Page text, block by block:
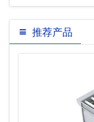
法？…
推荐产品